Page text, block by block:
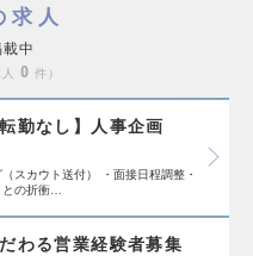
求人
中
0 件
勤なし】人事企画
スカウト送付） ・面接日程調整・
の折衝…
わる営業経験者募集